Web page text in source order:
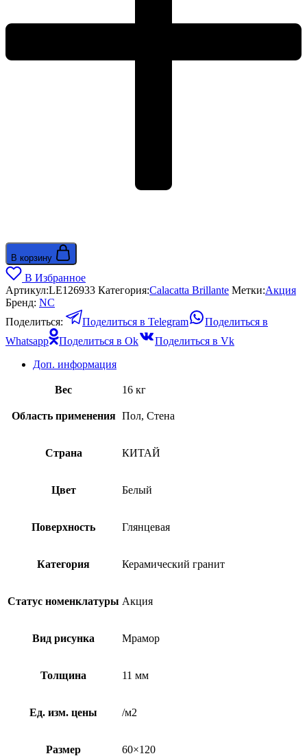
В корзину
В Избранное
Артикул:LE126933 Категория:Calacatta Brillante Метки:Акция
Бренд: NС
Поделиться:
Поделиться в Telegram
Поделиться в
Whatsapp
Поделиться в Ok
Поделиться в Vk
Доп. информация
Вес 16 кг
Область применения Пол, Стена
Страна КИТАЙ
Цвет Белый
Поверхность Глянцевая
Категория Керамический гранит
Статус номенклатуры Акция
Вид рисунка Мрамор
Толщина 11 мм
Ед. изм. цены /м2
Размер 60×120